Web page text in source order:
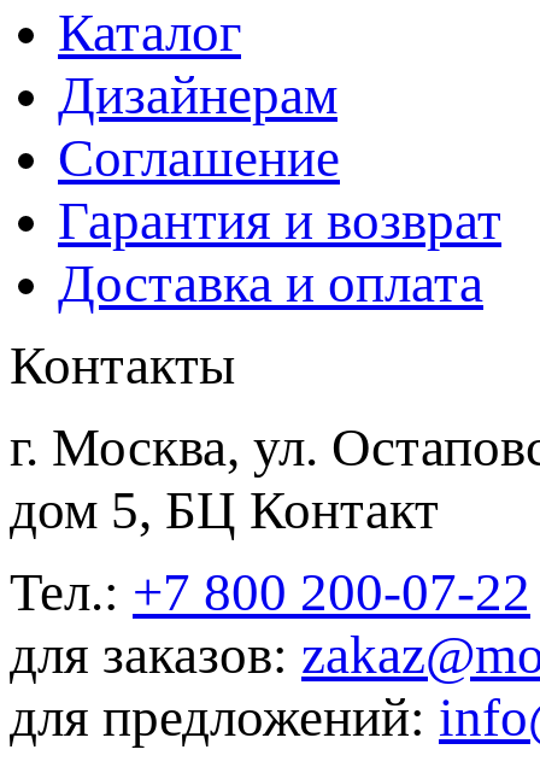
Каталог
Дизайнерам
Соглашение
Гарантия и возврат
Доставка и оплата
Контакты
г. Москва, ул.
дом 5, БЦ Контакт
Тел.: +7 800 200-07-22
для заказов:
для предложений: